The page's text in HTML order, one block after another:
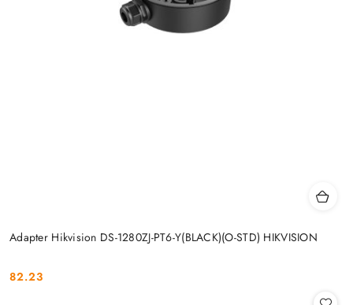
Adapter Hikvision DS-1280ZJ-PT6-Y(BLACK)(O-STD) HIKVISION
Cena:
82.23